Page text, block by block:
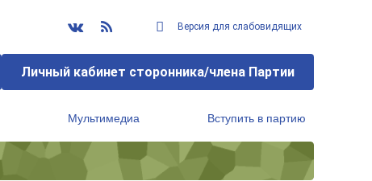
Версия для слабовидящих
Личный кабинет сторонника/члена Партии
Мультимедиа Вступить в партию